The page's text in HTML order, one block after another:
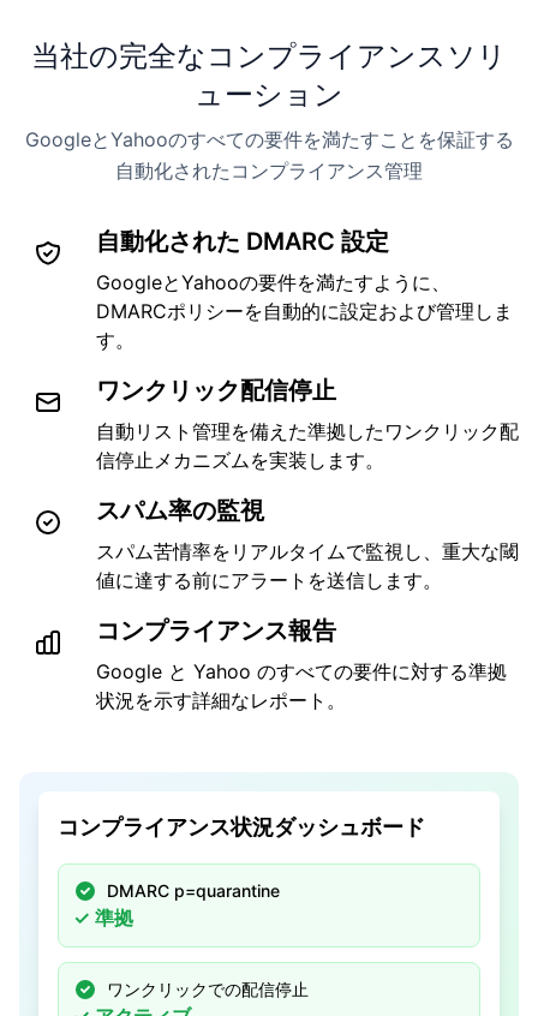
当社の完全なコンプライアンスソリ
ューション
GoogleとYahooのすべての要件を満たすことを保証する
自動化されたコンプライアンス管理
自動化された DMARC 設定
GoogleとYahooの要件を満たすように、
DMARCポリシーを自動的に設定および管理しま
す。
ワンクリック配信停止
自動リスト管理を備えた準拠したワンクリック配
信停止メカニズムを実装します。
スパム率の監視
スパム苦情率をリアルタイムで監視し、重大な閾
値に達する前にアラートを送信します。
コンプライアンス報告
Google と Yahoo のすべての要件に対する準拠
状況を示す詳細なレポート。
コンプライアンス状況ダッシュボード
DMARC p=quarantine
✓ 準拠
ワンクリックでの配信停止